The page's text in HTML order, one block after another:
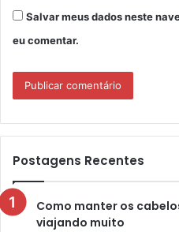
Salvar meus dados neste
eu comentar.
Postagens Recentes
Como manter os
viajando muito